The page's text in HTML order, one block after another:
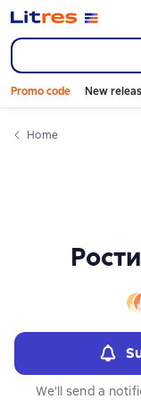
Promo code New
Home
We'll send a
Слайдер с книгами